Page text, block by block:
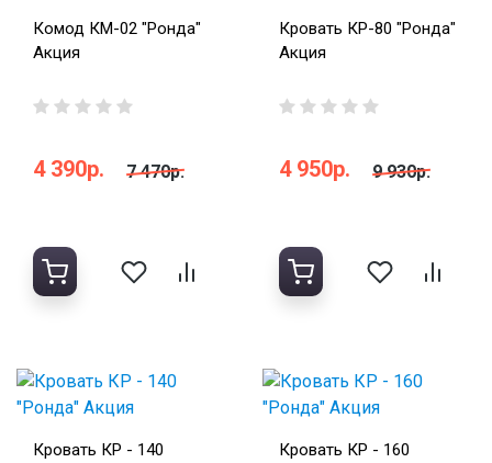
Комод КМ-02 "Ронда"
Акция
4 390р. 7 470р.
Кровать КР-80 "Ронда"
Акция
4 950р. 9 930р.
Кровать КР - 140
Кровать КР - 160